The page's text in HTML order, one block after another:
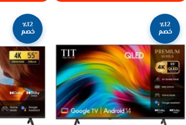
٪12
خصم
٪12
خصم